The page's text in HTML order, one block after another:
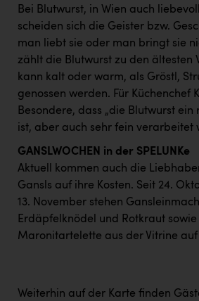
Orlen
Passage Linz
PÜSPÖK
REMAX
RE/MAX Welcome
Resch&Frisch
RUBBLE MASTER
Ruderclub Wels
Bei Blutwurst, in Wien auch
scheiden sich die Geister bzw.
man liebt sie oder man bringt sie
zählt die Blutwurst zu den ältesten
kann kalt oder warm, als Gröstl,
genossen werden. Für Küchenchef
Besondere, dass „die Blutwurst ein
ist, aber auch sehr fein verarbeitet
GANSLWOCHEN in der SPELUNKe
Aktuell kommen auch die
Gansls auf ihre Kosten. Seit 24.
13. November stehen
Erdäpfelknödel und Rotkraut
Maronitartelette aus der Vitrine
Weiterhin auf der Karte finden